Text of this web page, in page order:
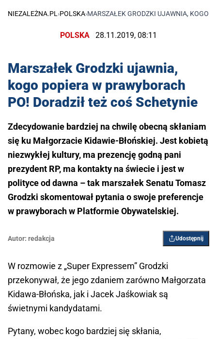
NIEZALEŻNA.PL›POLSKA›MARSZAŁEK GRODZKI UJAWNIA, KOGO
POLSKA 28.11.2019, 08:11
Marszałek Grodzki ujawnia,
kogo popiera w prawyborach
PO! Doradził też coś Schetynie
Zdecydowanie bardziej na chwilę obecną skłaniam
się ku Małgorzacie Kidawie-Błońskiej. Jest kobietą
niezwykłej kultury, ma prezencję godną pani
prezydent RP, ma kontakty na świecie i jest w
polityce od dawna – tak marszałek Senatu Tomasz
Grodzki skomentował pytania o swoje preferencje
w prawyborach w Platformie Obywatelskiej.
Autor: redakcja Udostępnij
W rozmowie z „Super Expressem” Grodzki
przekonywał, że jego zdaniem zarówno Małgorzata
Kidawa-Błońska, jak i Jacek Jaśkowiak są
świetnymi kandydatami.
Pytany, wobec kogo bardziej się skłania,